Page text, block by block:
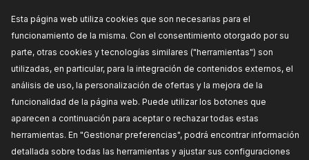
Esta página web utiliza cookies que son necesarias para el
funcionamiento de la misma. Con el consentimiento otorgado por su
parte, otras cookies y tecnologías similares ("herramientas") son
utilizadas, en particular, para la integración de contenidos externos, el
análisis de uso, la personalización de ofertas y la mejora de la
funcionalidad de la página web. Puede utilizar los botones que
aparecen a continuación para aceptar o rechazar todas estas
herramientas. En "Gestionar preferencias", podrá encontrar información
detallada sobre todas las herramientas y ajustar sus configuraciones
597S0021
RIDEX Tapón de llenado de aceite
referencia del fabricante:597S0021,Fabricante:
RIDEX,Números de EAN: 4065739009904
Disponibilidad en stock:
PRECIO PARA DISTRIBUIDORES